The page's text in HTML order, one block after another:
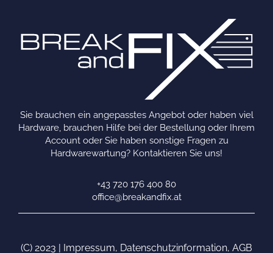
Sie brauchen ein angepasstes Angebot oder haben viel
Hardware, brauchen Hilfe bei der Bestellung oder Ihrem
Account oder Sie haben sonstige Fragen zu
Hardwarewartung? Kontaktieren Sie uns!
+43 720 176 400 80
office@breakandfix.at
(C) 2023 | Impressum, Datenschutzinformation, AGB